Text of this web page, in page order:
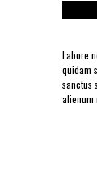
Labore
quidam
sanctus
alienum